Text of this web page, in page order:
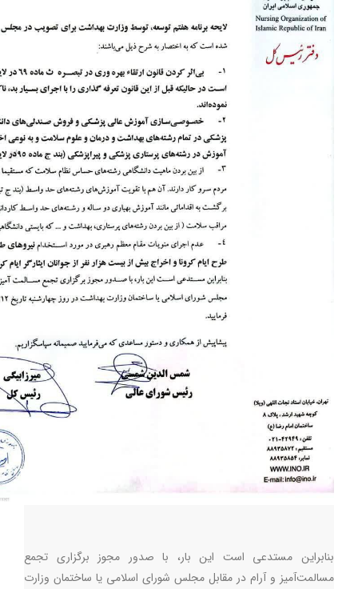
بنابراین مستدعی است این بار، با صدور مجوز برگزاری تجمع
مسالمت‌آمیز و آرام در مقابل مجلس شورای اسلامی یا ساختمان وزارت